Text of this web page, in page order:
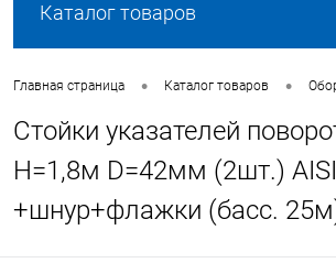
Каталог товаров
Главная страница • Каталог товаров •
Стойки указателей
H=1,8м D=42мм (2шт.)
+шнур+флажки (басс.